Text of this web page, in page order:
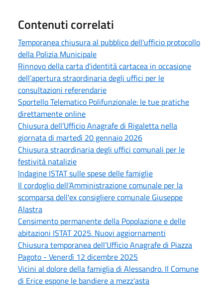
Contenuti correlati
Temporanea chiusura al pubblico dell'ufficio protocollo
della Polizia Municipale
Rinnovo della carta d’identità cartacea in occasione
dell’apertura straordinaria degli uffici per le
consultazioni referendarie
Sportello Telematico Polifunzionale: le tue pratiche
direttamente online
Chiusura dell’Ufficio Anagrafe di Rigaletta nella
giornata di martedì 20 gennaio 2026
Chiusura straordinaria degli uffici comunali per le
festività natalizie
Indagine ISTAT sulle spese delle famiglie
Il cordoglio dell’Amministrazione comunale per la
scomparsa dell'ex consigliere comunale Giuseppe
Alastra
Censimento permanente della Popolazione e delle
abitazioni ISTAT 2025. Nuovi aggiornamenti
Chiusura temporanea dell’Ufficio Anagrafe di Piazza
Pagoto - Venerdì 12 dicembre 2025
Vicini al dolore della famiglia di Alessandro. Il Comune
di Erice espone le bandiere a mezz'asta